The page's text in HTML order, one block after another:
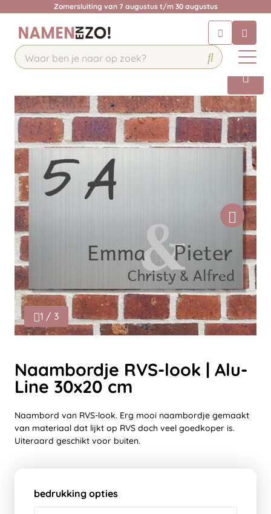
Zomersluiting van 7 augustus t/m 30 augustus
Chat 24/7 met onze chatbot voor
hulp
Contact
1 / 3
Naambordje RVS-look | Alu-
Line 30x20 cm
Naambord van RVS-look. Erg mooi naambordje gemaakt
van materiaal dat lijkt op RVS doch veel goedkoper is.
Uiteraard geschikt voor buiten.
bedrukking opties